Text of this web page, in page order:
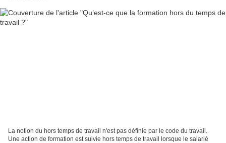
La notion du hors temps de travail n'est pas définie par le code du travail.
Une action de formation est suivie hors temps de travail lorsque le salarié